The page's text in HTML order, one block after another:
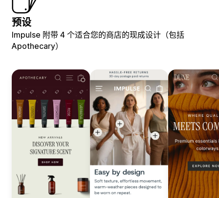
预设
Impulse 附带 4 个适合您的商店的现成设计（包括
Apothecary）